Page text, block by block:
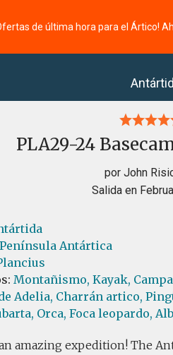
de última hora para el Ártico!
PLA29-24
por John
Salida en
Península Antártica
Montañismo, Kayak,
Adelia, Charrán artico,
Orca, Foca leopardo,
amazing expedition! The